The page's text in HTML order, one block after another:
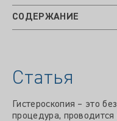
СОДЕРЖАНИЕ
Статья
Гистероскопия – это
процедура, проводится